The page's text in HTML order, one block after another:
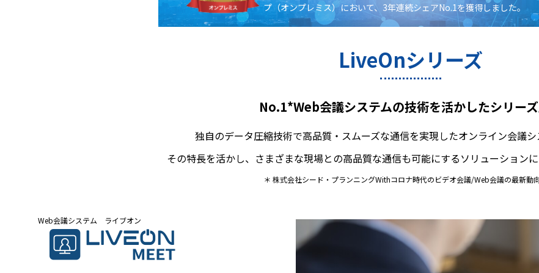
プ（オンプレミス）において、3年連続シェアNo.1を獲得しました。
LiveOnシリーズ
No.1*Web会議システムの技術を活かしたシリー
独自のデータ圧縮技術で高品質・スムーズな通信を実現したオンライン会議シ
その特長を活かし、さまざまな現場との高品質な通信も可能にするソリューションに
＊ 株式会社シード・プランニングWithコロナ時代のビデオ会議/Web会議の最新動
Web会議システム ライブオン